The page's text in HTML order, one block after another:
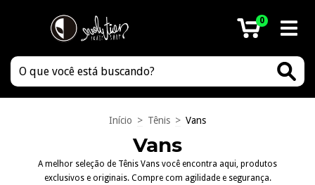
0
Início > Tênis > Vans
Vans
A melhor seleção de Tênis Vans você encontra aqui, produtos
exclusivos e originais. Compre com agilidade e segurança.